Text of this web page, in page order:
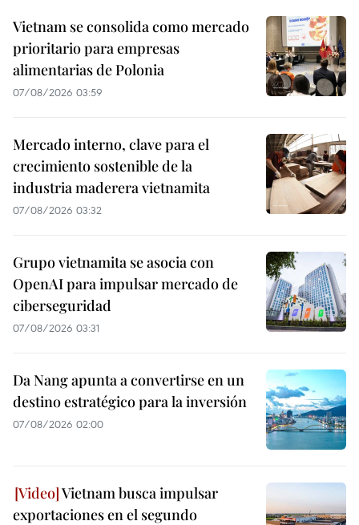
Vietnam se consolida como mercado
prioritario para empresas
alimentarias de Polonia
07/08/2026 03:59
Mercado interno, clave para el
crecimiento sostenible de la
industria maderera vietnamita
07/08/2026 03:32
Grupo vietnamita se asocia con
OpenAI para impulsar mercado de
ciberseguridad
07/08/2026 03:31
Da Nang apunta a convertirse en un
destino estratégico para la inversión
07/08/2026 02:00
Vietnam busca impulsar
exportaciones en el segundo